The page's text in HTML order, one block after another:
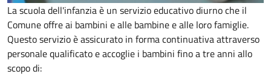
La scuola dell'infanzia è un servizio educativo diurno che il
Comune offre ai bambini e alle bambine e alle loro famiglie.
Questo servizio è assicurato in forma continuativa attraverso
personale qualificato e accoglie i bambini fino a tre anni allo
scopo di: